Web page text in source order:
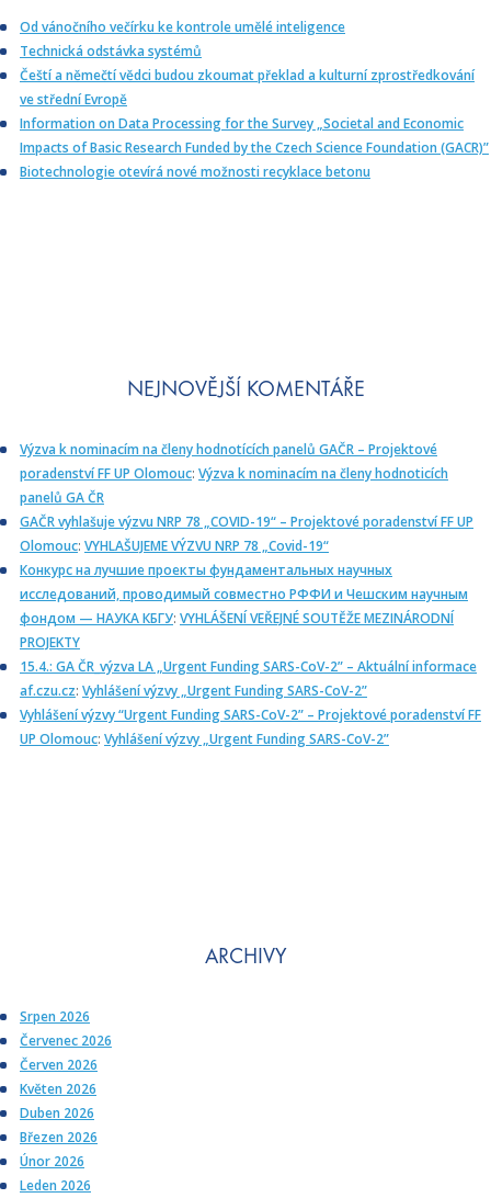
n
í
n
o
Od vánočního večírku ke kontrole umělé inteligence
Technická odstávka systémů
Čeští a němečtí vědci budou zkoumat překlad a kulturní zprostředkování
ve střední Evropě
Information on Data Processing for the Survey „Societal and Economic
Impacts of Basic Research Funded by the Czech Science Foundation (GACR)”
Biotechnologie otevírá nové možnosti recyklace betonu
NEJNOVĚJŠÍ KOMENTÁŘE
Výzva k nominacím na členy hodnotících panelů GAČR – Projektové
poradenství FF UP Olomouc: Výzva k nominacím na členy hodnoticích
panelů GA ČR
GAČR vyhlašuje výzvu NRP 78 „COVID-19“ – Projektové poradenství FF UP
Olomouc: VYHLAŠUJEME VÝZVU NRP 78 „Covid-19“
Конкурс на лучшие проекты фундаментальных научных
исследований, проводимый совместно РФФИ и Чешским научным
фондом — НАУКА КБГУ: VYHLÁŠENÍ VEŘEJNÉ SOUTĚŽE MEZINÁRODNÍ
PROJEKTY
15.4.: GA ČR_výzva LA „Urgent Funding SARS-CoV-2” – Aktuální informace
af.czu.cz: Vyhlášení výzvy „Urgent Funding SARS-CoV-2”
Vyhlášení výzvy “Urgent Funding SARS-CoV-2” – Projektové poradenství FF
UP Olomouc: Vyhlášení výzvy „Urgent Funding SARS-CoV-2”
ARCHIVY
Srpen 2026
Červenec 2026
Červen 2026
Květen 2026
Duben 2026
Březen 2026
Únor 2026
Leden 2026